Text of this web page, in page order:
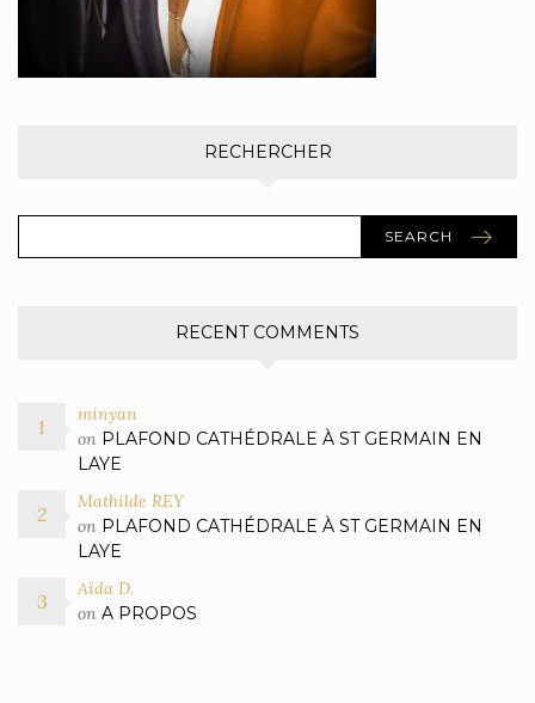
RECHERCHER
SEARCH
RECENT COMMENTS
minyan
on PLAFOND CATHÉDRALE À ST GERMAIN EN
LAYE
Mathilde REY
on PLAFOND CATHÉDRALE À ST GERMAIN EN
LAYE
Aïda D.
on A PROPOS